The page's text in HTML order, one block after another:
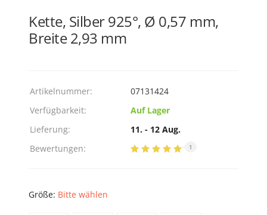
Kette, Silber 925°, Ø 0,57 mm,
Breite 2,93 mm
Artikelnummer:
07131424
Verfügbarkeit:
Auf Lager
Lieferung:
11. - 12 Aug.
Bewertungen:
1
Größe: Bitte wählen